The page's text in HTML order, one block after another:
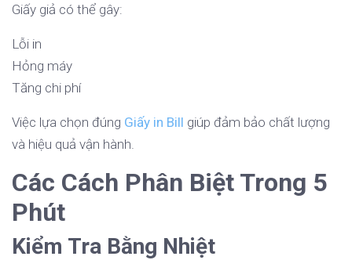
Giấy giả có thể gây:
Lỗi in
Hỏng máy
Tăng chi phí
Việc lựa chọn đúng Giấy in Bill giúp đảm bảo chất lượng
và hiệu quả vận hành.
Các Cách Phân Biệt Trong 5
Phút
Kiểm Tra Bằng Nhiệt